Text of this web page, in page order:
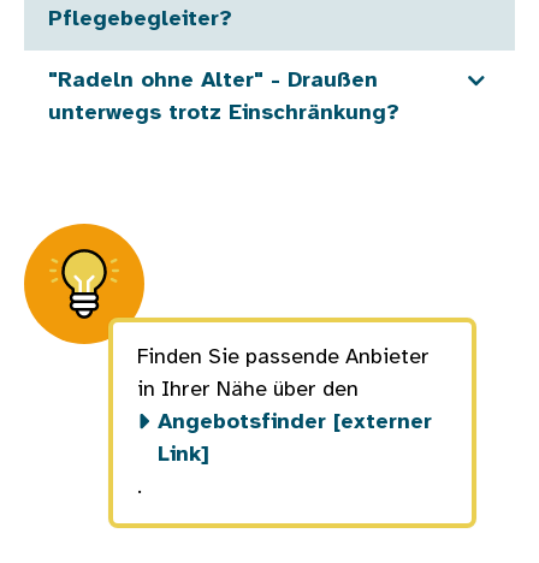
Pflegebegleiter?
"Radeln ohne Alter" - Draußen
unterwegs trotz Einschränkung?
Finden Sie passende Anbieter
in Ihrer Nähe über den
Angebotsfinder [externer
Link]
.